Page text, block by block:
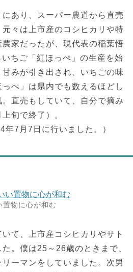
にあり、スーパー農道から直売
々は上市産のコシヒカリや特
家だったが、現代表の稲葉悟
ちご「紅ほっぺ」の生産を始
みが引き出され、いちごの味
ぺ」は県内でも数えるほどし
直売もしていて、自分で摘み
旬で終了）。
7月7日に行いました。）
置物に心が和む
て、上市産コシヒカリやサト
。僕は25～26歳のときまで、
ーマンをしていました。次男